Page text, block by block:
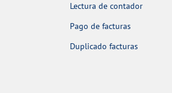
Lectura de contador
Pago de facturas
Duplicado facturas